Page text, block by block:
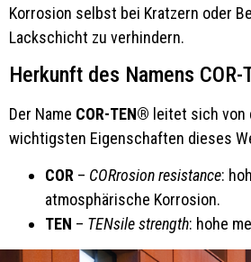
Korrosion selbst bei Kratzern oder
Lackschicht zu verhindern.
Herkunft des Namens
Der Name COR-TEN® leitet sich von
wichtigsten Eigenschaften dieses
COR – CORrosion resistance:
atmosphärische Korrosion.
TEN – TENsile strength: hohe